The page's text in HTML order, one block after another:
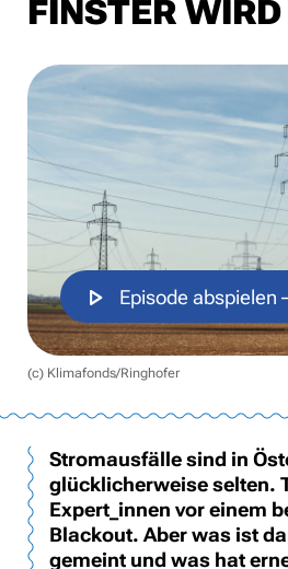
FINSTER WIRD
Episode abspielen
(c) Klimafonds/Ringhofer
Stromausfälle sind in
glücklicherweise selten.
Expert_innen vor einem
Blackout. Aber was ist
gemeint und was hat